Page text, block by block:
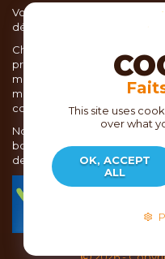
Vous recherchez du
délicieux plats ou des
Chez TOC, boutique
proposons une large
marques de matériel de
matériel de cuisson, service
coutellerie, set picnic.
Nous vous réservons un
boutiques, mais vous
de cuisine en ligne sur notre
commerce et
2026-
This site uses
over what
OK, ACCEPT
ALL